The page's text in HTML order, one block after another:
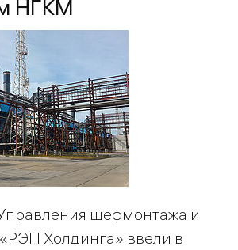
НГКМ
шефмонтажа и
Холдинга» ввели в